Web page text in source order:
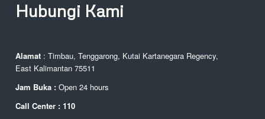
Hubungi Kami
Alamat : Timbau, Tenggarong, Kutai Kartanegara Regency,
East Kalimantan 75511
Jam Buka :Open 24 hours
Call Center : 110